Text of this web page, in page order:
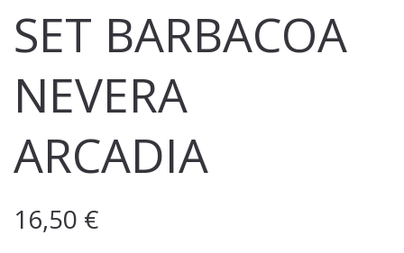
SET BARBACOA
NEVERA
ARCADIA
16,50 €